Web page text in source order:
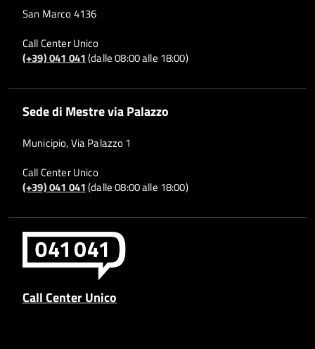
San Marco 4136
Call Center Unico
(+39) 041 041(dalle 08:00 alle 18:00)
Sede di Mestre via Palazzo
Municipio, Via Palazzo 1
Call Center Unico
(+39) 041 041(dalle 08:00 alle 18:00)
Call Center Unico